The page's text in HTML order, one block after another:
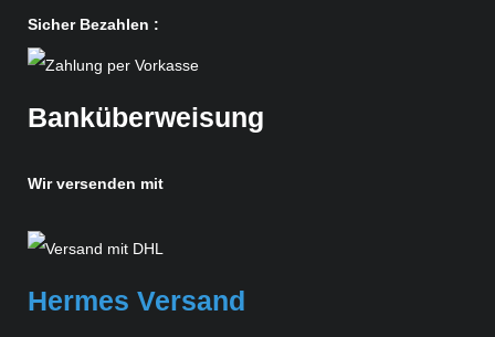
Sicher Bezahlen :
Banküberweisung
Wir versenden mit
Hermes Versand